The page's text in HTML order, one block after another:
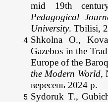
mid 19th
Pedagogical
University. Tbilisi,
Shkolna О.,
Gazebos in the
Europe of the
the Modern World,
вересень 2024 р.
Sydoruk T.,